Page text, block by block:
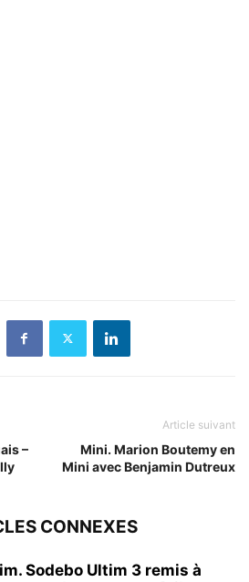
–
Article suivant
Mini. Marion Boutemy en
Mini avec Benjamin Dutreux
CONNEXES
Sodebo Ultim 3 remis à